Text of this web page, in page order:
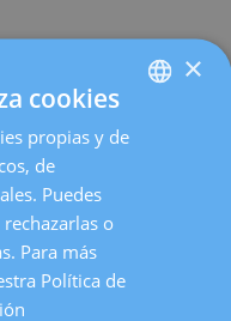
Embarazo y Parto
SPANISH
×
cookies
propias y de
de
Puedes
o
Para más
Política de